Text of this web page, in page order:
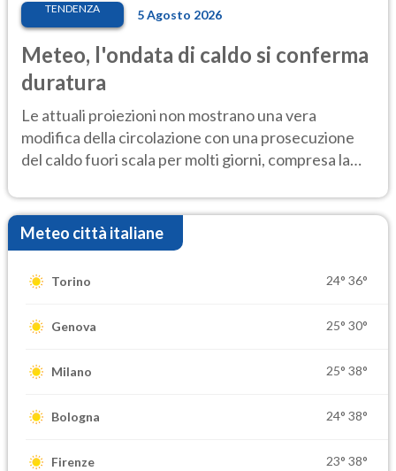
TENDENZA 5 Agosto 2026
Meteo, l'ondata di caldo si conferma
duratura
Le attuali proiezioni non mostrano una vera
modifica della circolazione con una prosecuzione
del caldo fuori scala per molti giorni, compresa la
Meteo città italiane
Torino 24° 36°
Genova 25° 30°
Milano 25° 38°
Bologna 24° 38°
Firenze 23° 38°